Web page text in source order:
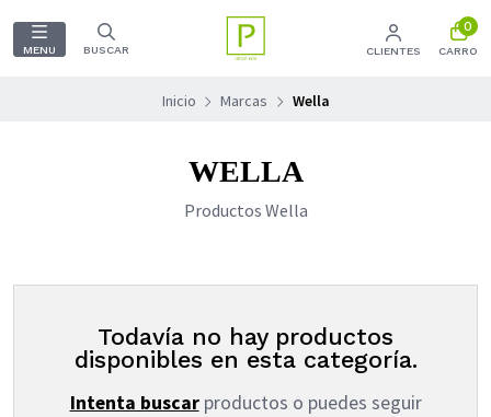
MENU BUSCAR CLIENTES
0
CARRO
Inicio Marcas Wella
WELLA
Productos Wella
Todavía no hay productos
disponibles en esta categoría.
Intenta buscarproductos o puedes seguir